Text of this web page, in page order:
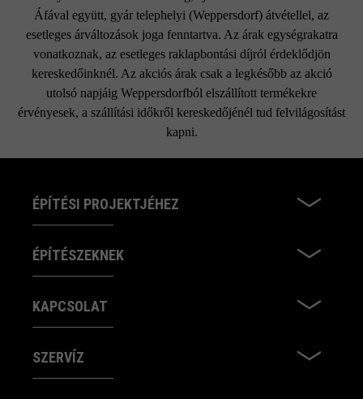
Áfával együtt, gyár telephelyi (Weppersdorf) átvétellel, az
esetleges árváltozások joga fenntartva. Az árak egységrakatra
vonatkoznak, az esetleges raklapbontási díjról érdeklődjön
kereskedőinknél. Az akciós árak csak a legkésőbb az akció
utolsó napjáig Weppersdorfból elszállított termékekre
érvényesek, a szállítási időkről kereskedőjénél tud felvilágosítást
kapni.
ÉPÍTÉSI PROJEKTJÉHEZ
ÉPÍTÉSZEKNEK
KAPCSOLAT
SZERVÍZ